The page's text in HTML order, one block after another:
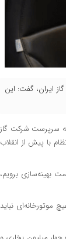
ایران، گفت: این
سرپرست شرکت گاز
با پیش از انقلاب
بهینه‌سازی برویم،
موتورخانه‌ای نباید